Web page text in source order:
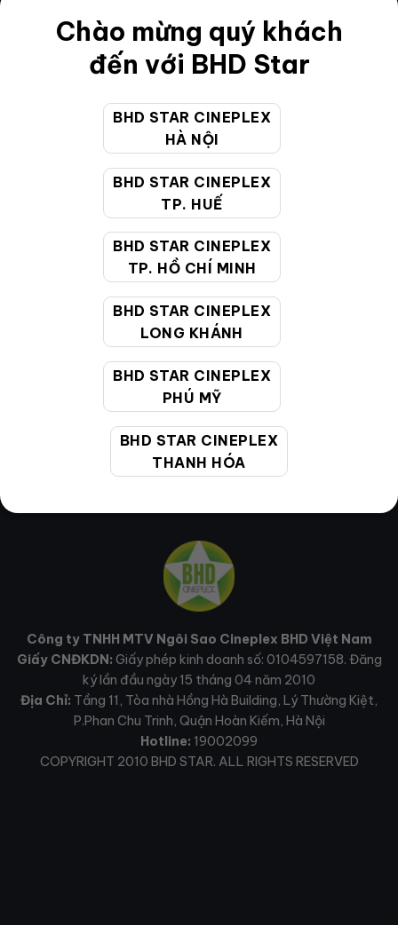
Chào mừng quý khách
đến với BHD Star
BHD STAR CINEPLEX
HÀ NỘI
BHD STAR CINEPLEX
TP. HUẾ
BHD STAR CINEPLEX
TP. HỒ CHÍ MINH
BHD STAR CINEPLEX
LONG KHÁNH
BHD STAR CINEPLEX
PHÚ MỸ
BHD STAR CINEPLEX
THANH HÓA
Điều khoản
Hướng dẫn đặt vé trực tuyến
Chính sách bảo vệ thông tin cá nhân của người tiêu
CHĂM SÓC KHÁCH HÀNG
19002099
gồm cả Lễ, Tết)
cskh@bhdstar.vn
MẠNG XÃ HỘI
Công ty TNHH MTV Ngôi Sao Cineplex BHD Việt Nam
Giấy CNĐKDN: Giấy phép kinh doanh số: 0104597158. Đăng
ký lần đầu ngày 15 tháng 04 năm 2010
Địa Chỉ: Tầng 11, Tòa nhà Hồng Hà Building, Lý Thường Kiệt,
P.Phan Chu Trinh, Quận Hoàn Kiếm, Hà Nội
Hotline: 19002099
COPYRIGHT 2010 BHD STAR. ALL RIGHTS RESERVED